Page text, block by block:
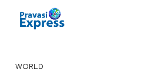
WORLD